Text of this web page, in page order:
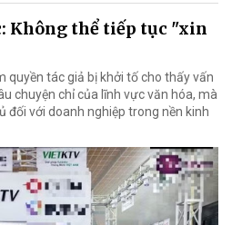
Không thể tiếp tục "xin
quyền tác giả bị khởi tố cho thấy vấn
chuyện chỉ của lĩnh vực văn hóa, mà
đối với doanh nghiệp trong nền kinh